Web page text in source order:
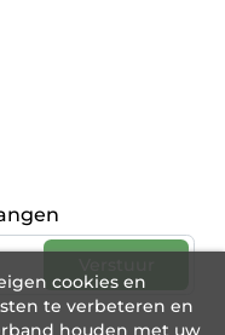
cookies en
te verbeteren en
houden met uw